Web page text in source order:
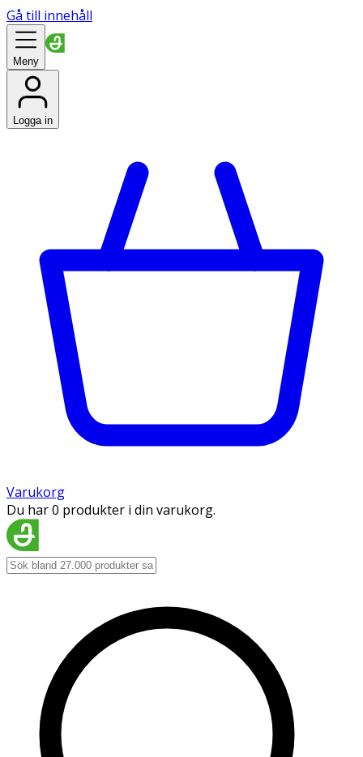
Gå till innehåll
Meny
Logga in
Varukorg
Du har 0 produkter i din varukorg.